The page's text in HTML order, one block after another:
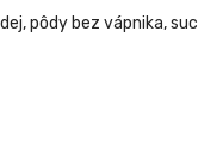
pôdy bez vápnika,